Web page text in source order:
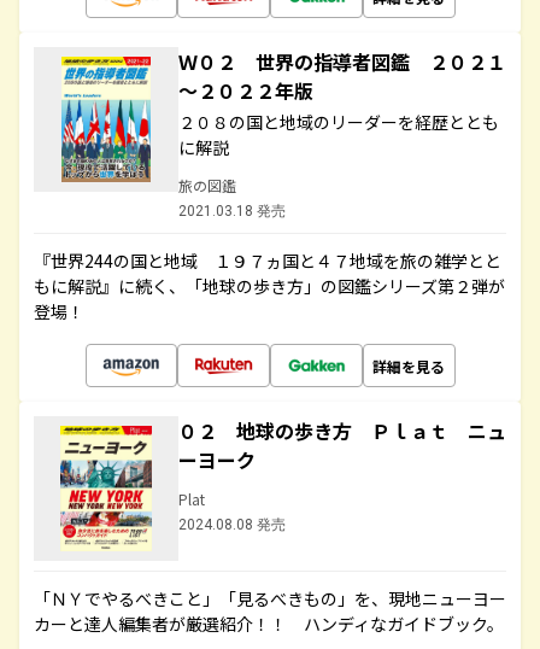
Ｗ０２ 世界の指導者図鑑 ２０２１
～２０２２年版
２０８の国と地域のリーダーを経歴ととも
に解説
旅の図鑑
2021.03.18 発売
『世界244の国と地域 １９７ヵ国と４７地域を旅の雑学とと
もに解説』に続く、「地球の歩き方」の図鑑シリーズ第２弾が
登場！
詳細を見る
０２ 地球の歩き方 Ｐｌａｔ ニュ
ーヨーク
Plat
2024.08.08 発売
「ＮＹでやるべきこと」「見るべきもの」を、現地ニューヨー
カーと達人編集者が厳選紹介！！ ハンディなガイドブック。